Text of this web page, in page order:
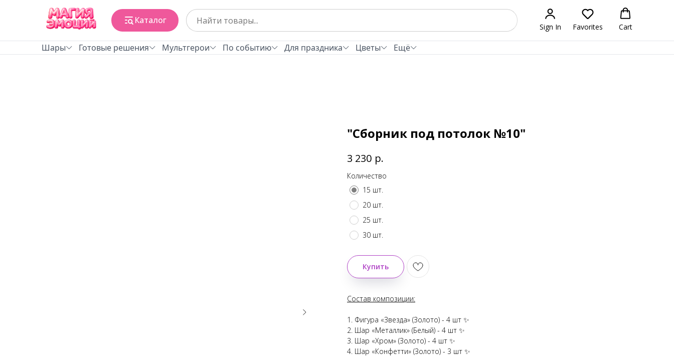
Каталог
Sign In Favorites Cart
Шары Готовые решения Мультгерои По событию Для праздника Цветы Ещё
"Сборник под потолок №10"
3 230 р.
Количество
15 шт.
20 шт.
25 шт.
30 шт.
Купить
Состав композиции:
1. Фигура «Звезда» (Золото) - 4 шт ✨
2. Шар «Металлик» (Белый) - 4 шт ✨
3. Шар «Хром» (Золото) - 4 шт ✨
4. Шар «Конфетти» (Золото) - 3 шт ✨